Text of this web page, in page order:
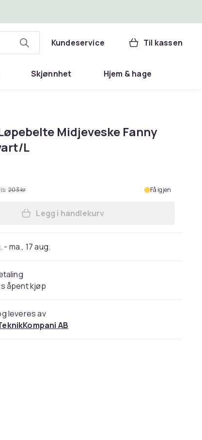
Kundeservice Til kassen
Skjønnhet Hjem & hage
Midjeveske Fanny
L
203 kr Få igjen
Legg Elastisk Løpebelte
Legg i handlekurv
- ma., 17 aug.
åpent kjøp
leveres av
AB